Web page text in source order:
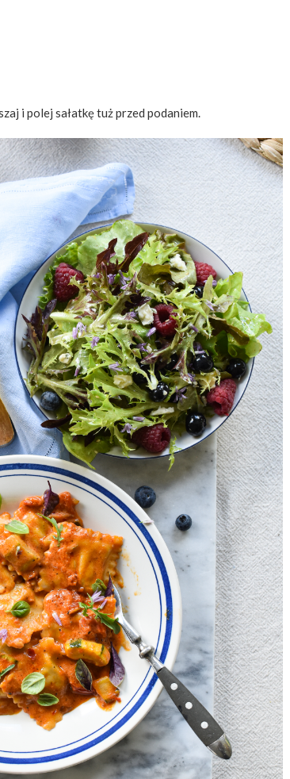
i polej sałatkę tuż przed podaniem.